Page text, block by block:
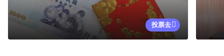
投票去